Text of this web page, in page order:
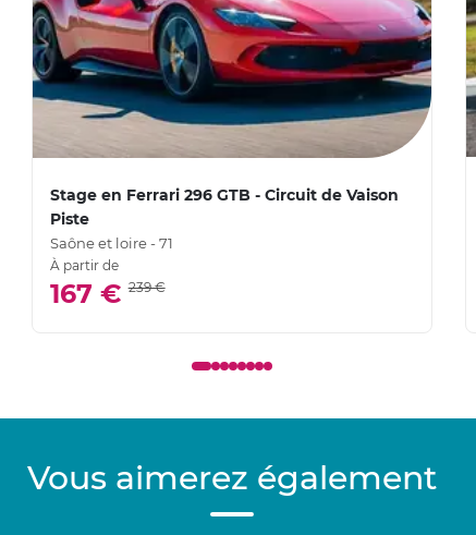
Stage en Ferrari 296 GTB - Circuit de Vaison
Piste
Saône et loire - 71
À partir de
167 € 239 €
Vous aimerez également